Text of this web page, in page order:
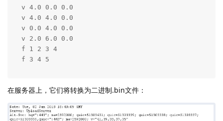
v 4.0 0.0 0.0
v 4.0 4.0 0.0
v 0.0 4.0 0.0
v 2.0 6.0 0.0
f 1 2 3 4
f 3 4 5
在服务器上，它们将转换为二进制.bin文件：